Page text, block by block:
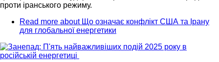
проти іранського режиму.
Read more about Що означає конфлікт США та Ірану
для глобальної енергетики